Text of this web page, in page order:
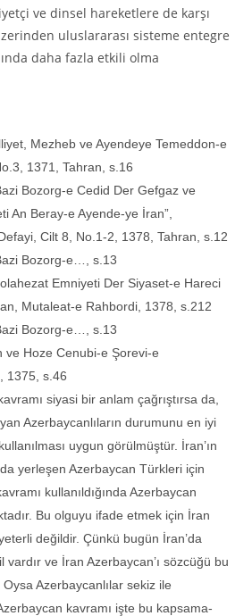
ve dinsel hareketlere de karşı
uluslararası sisteme entegre
daha fazla etkili olma
Mezheb ve Ayendeye Temeddon-e
1371, Tahran, s.16
Bozorg-e Cedid Der Gefgaz ve
An Beray-e Ayende-ye İran”,
Cilt 8, No.1-2, 1378, Tahran, s.12
Bozorg-e…, s.13
Emniyeti Der Siyaset-e Hareci
Mutaleat-e Rahbordi, 1378, s.212
Bozorg-e…, s.13
ve Hoze Cenubi-e Şorevi-e
1375, s.46
siyasi bir anlam çağrıştırsa da,
Azerbaycanlıların durumunu en iyi
uygun görülmüştür. İran’ın
yerleşen Azerbaycan Türkleri için
kullanıldığında Azerbaycan
Bu olguyu ifade etmek için İran
değildir. Çünkü bugün İran’da
ve İran Azerbaycan’ı sözcüğü bu
Azerbaycanlılar sekiz ile
kavramı işte bu kapsama-